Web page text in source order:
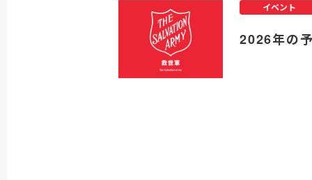
2026年の
イベント